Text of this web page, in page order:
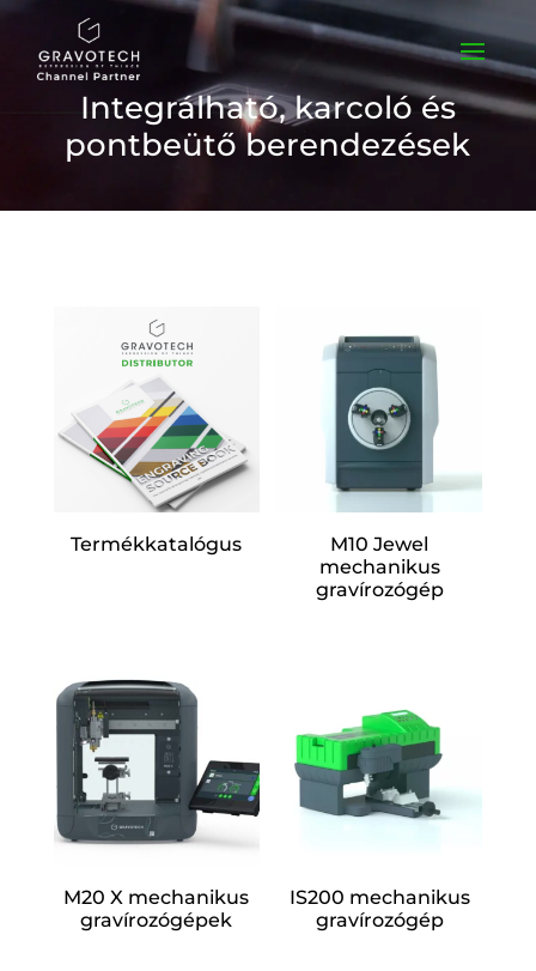
Integrálható, karcoló és
pontbeütő berendezések
Termékkatalógus
M10 Jewel
mechanikus
gravírozógép
M20 X mechanikus
gravírozógépek
IS200 mechanikus
gravírozógép